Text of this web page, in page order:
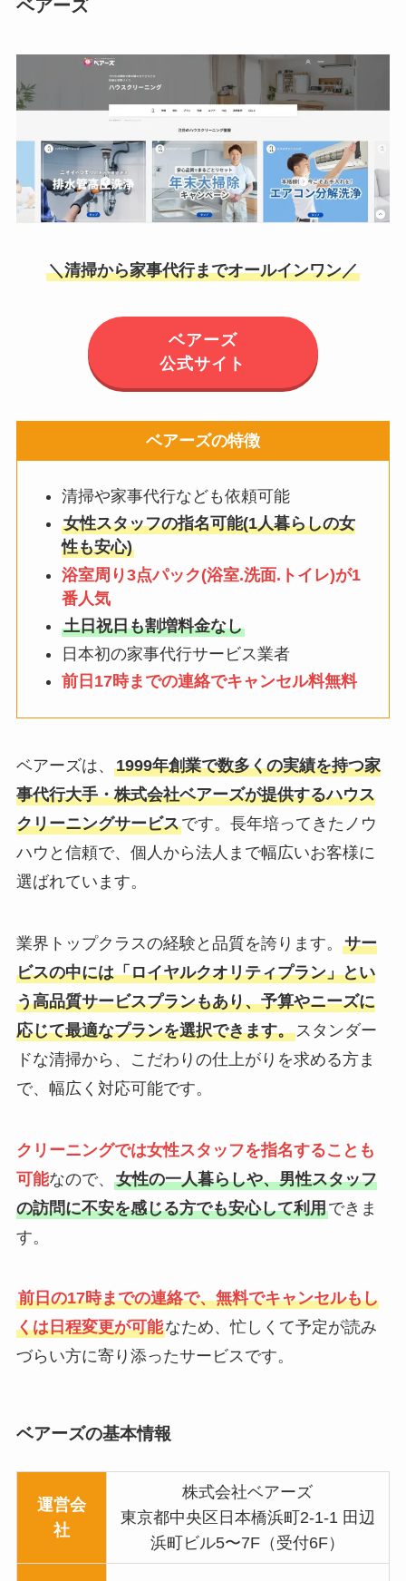
ベアーズ
＼清掃から家事代行までオールインワン／
ベアーズ
公式サイト
ベアーズの特徴
清掃や家事代行なども依頼可能
女性スタッフの指名可能(1人暮らしの女
性も安心)
浴室周り3点パック(浴室.洗面.トイレ)が1
番人気
土日祝日も割増料金なし
日本初の家事代行サービス業者
前日17時までの連絡でキャンセル料無料
ベアーズは、 1999年創業で数多くの実績を持つ家
事代行大手・株式会社ベアーズが提供するハウス
クリーニングサービスです。長年培ってきたノウ
ハウと信頼で、個人から法人まで幅広いお客様に
選ばれています。
業界トップクラスの経験と品質を誇ります。 サー
ビスの中には「ロイヤルクオリティプラン」とい
う高品質サービスプランもあり、予算やニーズに
応じて最適なプランを選択できます。スタンダー
ドな清掃から、こだわりの仕上がりを求める方ま
で、幅広く対応可能です。
クリーニングでは女性スタッフを指名することも
可能なので、 女性の一人暮らしや、男性スタッフ
の訪問に不安を感じる方でも安心して利用できま
す。
前日の17時までの連絡で、無料でキャンセルもし
くは日程変更が可能なため、忙しくて予定が読み
づらい方に寄り添ったサービスです。
ベアーズの基本情報
運営会
社
株式会社ベアーズ
東京都中央区日本橋浜町2-1-1 田辺
浜町ビル5〜7F（受付6F）